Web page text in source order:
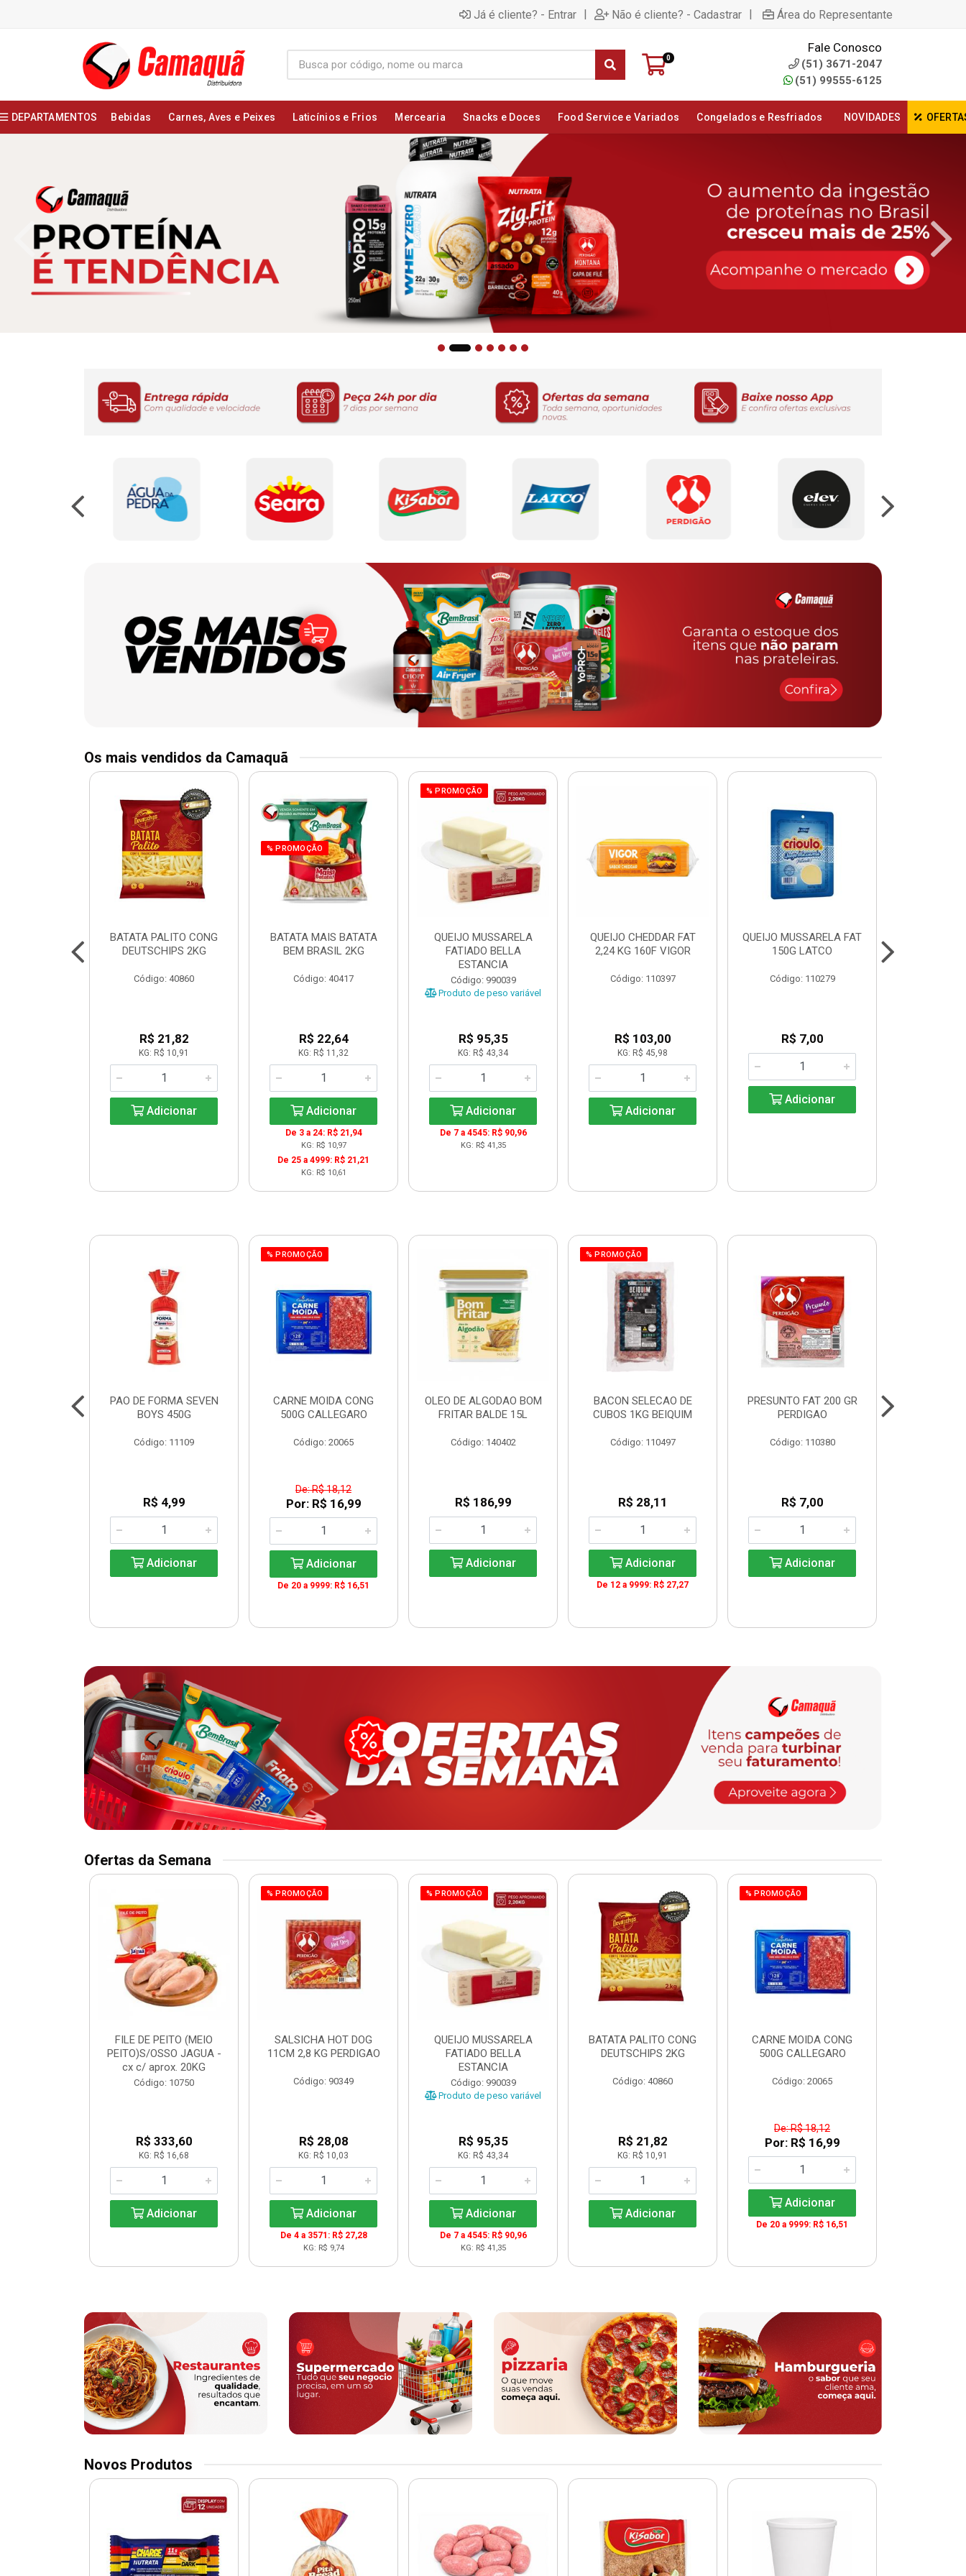
Já é cliente? - Entrar | Não é cliente? - Cadastrar | Área do Representante
0
Fale Conosco
(51) 3671-2047
(51) 99555-6125
DEPARTAMENTOS Bebidas Carnes, Aves e Peixes Laticínios e Frios Mercearia Snacks e Doces Food Service e Variados Congelados e Resfriados NOVIDADES
Os mais vendidos da Camaquã
BATATA PALITO CONG
DEUTSCHIPS 2KG
Código: 40860
R$ 21,82
KG: R$ 10,91
Adicionar
% PROMOÇÃO
BATATA MAIS BATATA
BEM BRASIL 2KG
Código: 40417
R$ 22,64
KG: R$ 11,32
Adicionar
De 3 a 24: R$ 21,94
KG: R$ 10,97
De 25 a 4999: R$ 21,21
KG: R$ 10,61
% PROMOÇÃO
QUEIJO MUSSARELA
FATIADO BELLA
ESTANCIA
Código: 990039
Produto de peso variável
R$ 95,35
KG: R$ 43,34
Adicionar
De 7 a 4545: R$ 90,96
KG: R$ 41,35
QUEIJO CHEDDAR FAT
2,24 KG 160F VIGOR
Código: 110397
R$ 103,00
KG: R$ 45,98
Adicionar
QUEIJO MUSSARELA FAT
150G LATCO
Código: 110279
R$ 7,00
Adicionar
PAO DE FORMA SEVEN
BOYS 450G
Código: 11109
R$ 4,99
Adicionar
% PROMOÇÃO
CARNE MOIDA CONG
500G CALLEGARO
Código: 20065
De: R$ 18,12
Por: R$ 16,99
Adicionar
De 20 a 9999: R$ 16,51
OLEO DE ALGODAO BOM
FRITAR BALDE 15L
Código: 140402
R$ 186,99
Adicionar
% PROMOÇÃO
BACON SELECAO DE
CUBOS 1KG BEIQUIM
Código: 110497
R$ 28,11
Adicionar
De 12 a 9999: R$ 27,27
PRESUNTO FAT 200 GR
PERDIGAO
Código: 110380
R$ 7,00
Adicionar
Ofertas da Semana
FILE DE PEITO (MEIO
PEITO)S/OSSO JAGUA -
cx c/ aprox. 20KG
Código: 10750
R$ 333,60
KG: R$ 16,68
Adicionar
% PROMOÇÃO
SALSICHA HOT DOG
11CM 2,8 KG PERDIGAO
Código: 90349
R$ 28,08
KG: R$ 10,03
Adicionar
De 4 a 3571: R$ 27,28
KG: R$ 9,74
% PROMOÇÃO
QUEIJO MUSSARELA
FATIADO BELLA
ESTANCIA
Código: 990039
Produto de peso variável
R$ 95,35
KG: R$ 43,34
Adicionar
De 7 a 4545: R$ 90,96
KG: R$ 41,35
BATATA PALITO CONG
DEUTSCHIPS 2KG
Código: 40860
R$ 21,82
KG: R$ 10,91
Adicionar
% PROMOÇÃO
CARNE MOIDA CONG
500G CALLEGARO
Código: 20065
De: R$ 18,12
Por: R$ 16,99
Adicionar
De 20 a 9999: R$ 16,51
Novos Produtos